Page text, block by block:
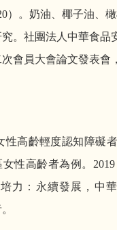
）。 奶油、椰子油、
。社團法人中華食品
會員大會論文發表會
性高齡輕度認知障礙
性高齡者為例。
力：永續發展，中